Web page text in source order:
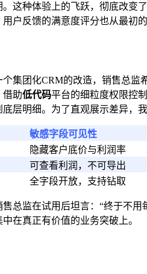
种体验上的飞跃，彻底改变
户反馈的满意度评分也从最初的
集团化CRM的改造，销售总
借助低代码平台的细粒度权限控
层明细。为了直观展示差异，
敏感字段可见性
隐藏客户底价与利润率
可查看利润，不可导出
全字段开放，支持钻取
总监在试用后坦言：“终于不
在真正有价值的业务突破上。